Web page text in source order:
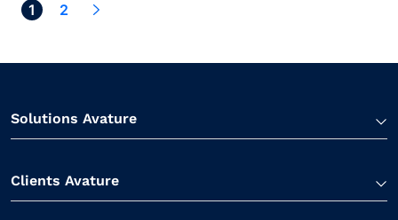
1 2
>
Solutions Avature
Clients Avature